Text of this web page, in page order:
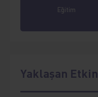
Eğitim
Yaklaşan